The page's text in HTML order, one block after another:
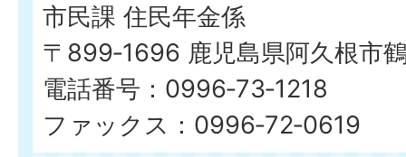
市民課 住民年金係
〒899‐1696 鹿児島県阿久根市
電話番号：0996‐73‐1218
ファックス：0996‐72‐0619